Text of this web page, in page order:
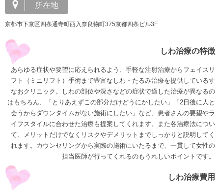
所在地
京都市下京区四条通寺町西入奈良物町375京都四条ビル3F
しわ治療の特徴
あらゆる症状や要望に応えられるよう、手軽な注射治療からフェイスリ
フト（ミニリフト）手術まで豊富なしわ・たるみ治療を提供しているす
なおクリニック。しわの部位や深さなどの症状で適した治療が異なるの
はもちろん、「とりあえずこの部分だけどうにかしたい」「2日後に人と
会うからダウンタイムがない施術にしたい」など、患者さんの要望やラ
イフスタイルに合わせた治療も提案してくれます。また各治療法につい
て、メリットだけでなくリスクやデメリットまでしっかりと説明してく
れます。カウンセリングから実際の施術にいたるまで、一貫して女性の
担当医師が行ってくれるのもうれしいポイントです。
しわ治療費用